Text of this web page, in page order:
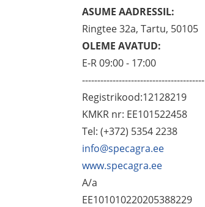
ASUME AADRESSIL:
Ringtee 32a, Tartu, 50105
OLEME AVATUD:
E-R 09:00 - 17:00
----------------------------------------
Registrikood:12128219
KMKR nr: EE101522458
Tel: (+372) 5354 2238
info@specagra.ee
www.specagra.ee
A/a
EE101010220205388229